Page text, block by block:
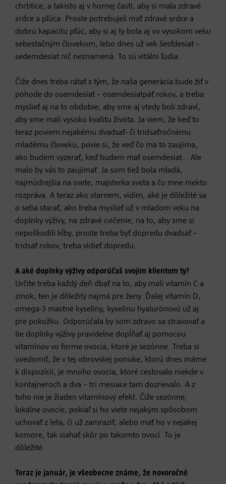
chrbtice, a takisto aj v hornej časti, aby si mala zdravé
srdce a pľúca. Proste potrebuješ mať zdravé srdce a
dobrú kapacitu pľúc, aby si aj ty bola aj vo vysokom veku
sebestačným človekom, lebo dnes už vek šesťdesiat –
sedemdesiat nič neznamená. To sú vitálni ľudia.
Čiže dnes treba rátať s tým, že naša generácia bude žiť v
pohode do osemdesiat – osemdesiatpäť rokov, a treba
myslieť aj na to obdobie, aby sme aj vtedy boli zdraví,
aby sme mali vysokú kvalitu života. Ja viem, že keď to
teraz poviem nejakému dvadsať- či tridsaťročnému
mladému človeku, povie si, že veď čo ma to zaujíma,
ako budem vyzerať, keď budem mať osemdesiat… Ale
malo by vás to zaujímať. Ja som tiež bola mladá,
najmúdrejšia na svete, majsterka sveta a čo mne niekto
rozpráva. A teraz ako starnem, vidím, aké je dôležité sa
o seba starať, ako treba myslieť už v mladom veku na
doplnky výživy, na zdravé cvičenie, na to, aby sme si
nepoškodili kĺby, proste treba byť dopredu dvadsať –
tridsať rokov, treba vidieť dopredu.
A aké doplnky výživy odporúčaš svojim klientom ty?
Určite treba každý deň dbať na to, aby mali vitamín C a
zinok, ten je dôležitý najmä pre ženy. Ďalej vitamín D,
omega-3 mastné kyseliny, kyselinu hyalurónovú už aj
pre pokožku. Odporúčala by som zdravo sa stravovať a
tie doplnky výživy pravidelne dopĺňať aj pomocou
vitamínov vo forme ovocia, ktoré je sezónne. Treba si
uvedomiť, že v tej obrovskej ponuke, ktorú dnes máme
k dispozícii, je mnoho ovocia, ktoré cestovalo niekde v
kontajneroch a dva – tri mesiace tam dozrievalo. A z
toho nie je žiaden vitamínový efekt. Čiže sezónne,
lokálne ovocie, pokiaľ si ho viete nejakým spôsobom
uchovať z leta, či už zamraziť, alebo mať ho v nejakej
komore, tak siahať skôr po takomto ovocí. To je
dôležité.
Teraz je január, je všeobecne známe, že novoročné